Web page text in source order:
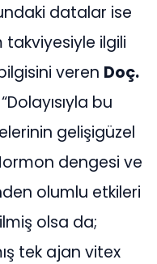
datalar ise
takviyesiyle ilgili
veren Doç.
bu
gelişigüzel
dengesi ve
olumlu etkileri
olsa da;
tek ajan vitex